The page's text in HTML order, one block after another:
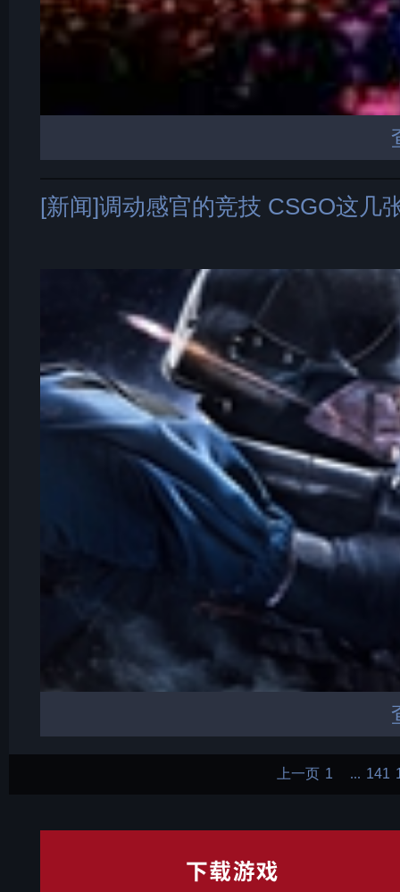
[新闻]调动感官的竞技 CSGO这几
上一页 1 141